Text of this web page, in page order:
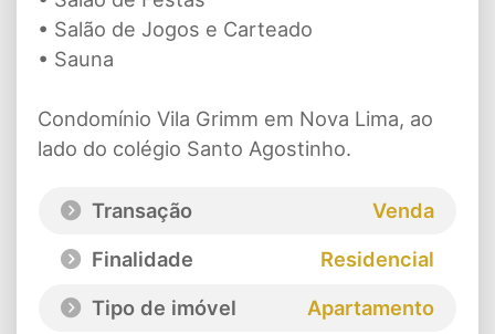
• Salão de Jogos e Carteado
• Sauna
Condomínio Vila Grimm em Nova Lima, ao
lado do colégio Santo Agostinho.
Transação
Venda
Finalidade
Residencial
Tipo de imóvel
Apartamento